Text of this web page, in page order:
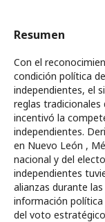
Resumen
Con el
condición política
independientes, el
reglas
incentivó la
independientes.
en Nuevo León ,
nacional y del
independientes
alianzas durante
información
del voto